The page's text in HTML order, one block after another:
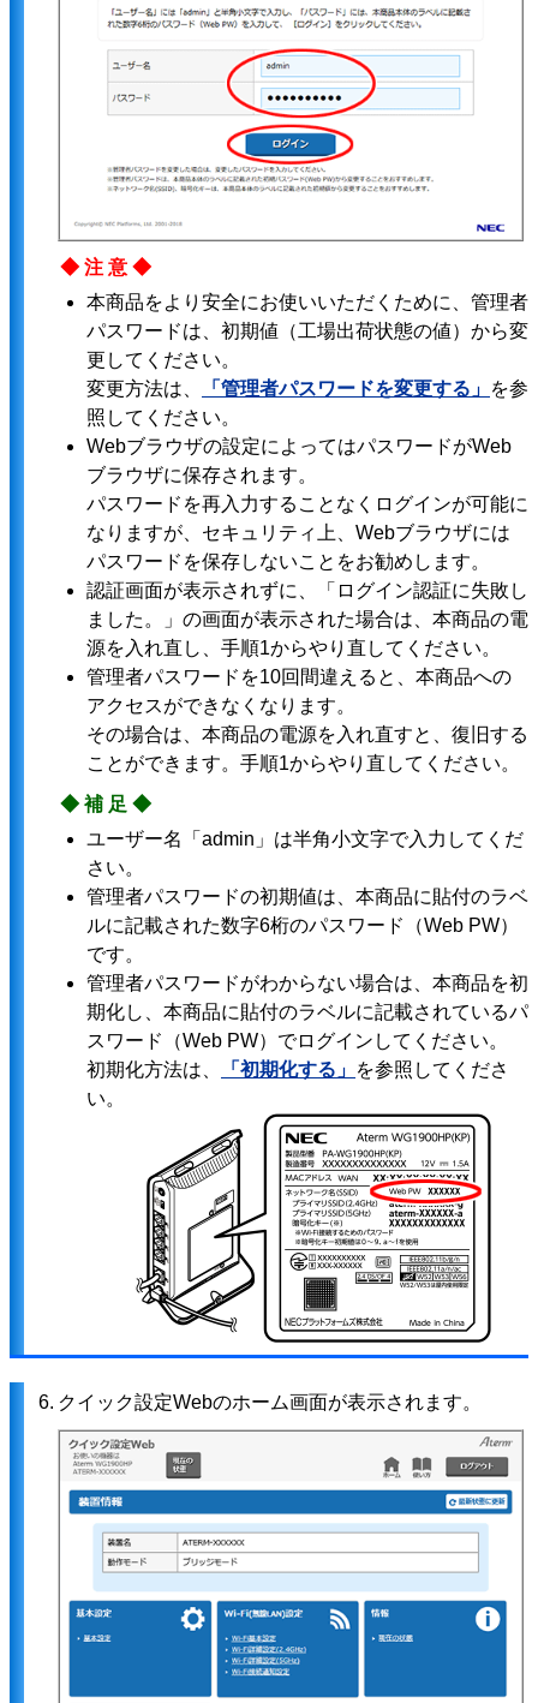
◆注意◆
本商品をより安全にお使いいただくために、管理者
パスワードは、初期値（工場出荷状態の値）から変
更してください。
変更方法は、
「管理者パスワードを変更する」 を参
照してください。
Webブラウザの設定によってはパスワードがWeb
ブラウザに保存されます。
パスワードを再入力することなくログインが可能に
なりますが、セキュリティ上、Webブラウザには
パスワードを保存しないことをお勧めします。
認証画面が表示されずに、「ログイン認証に失敗し
ました。」の画面が表示された場合は、本商品の電
源を入れ直し、手順1からやり直してください。
管理者パスワードを10回間違えると、本商品への
アクセスができなくなります。
その場合は、本商品の電源を入れ直すと、復旧する
ことができます。手順1からやり直してください。
◆補足◆
ユーザー名「admin」は半角小文字で入力してくだ
さい。
管理者パスワードの初期値は、本商品に貼付のラベ
ルに記載された数字6桁のパスワード（Web PW）
です。
管理者パスワードがわからない場合は、本商品を初
期化し、本商品に貼付のラベルに記載されているパ
スワード（Web PW）でログインしてください。
初期化方法は、
「初期化する」 を参照してくださ
い。
6. クイック設定Webのホーム画面が表示されます。